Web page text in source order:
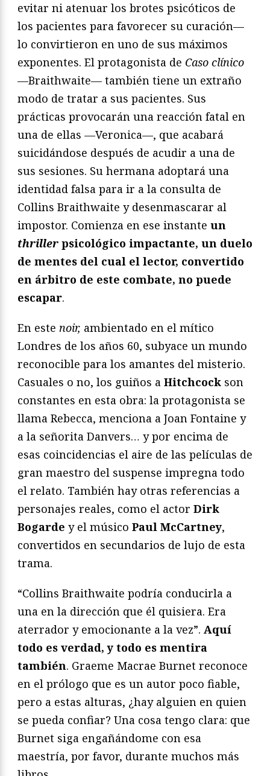
evitar ni atenuar los brotes psicóticos de
los pacientes para favorecer su curación—
lo convirtieron en uno de sus máximos
exponentes. El protagonista de Caso clínico
—Braithwaite— también tiene un extraño
modo de tratar a sus pacientes. Sus
prácticas provocarán una reacción fatal en
una de ellas —Veronica—, que acabará
suicidándose después de acudir a una de
sus sesiones. Su hermana adoptará una
identidad falsa para ir a la consulta de
Collins Braithwaite y desenmascarar al
impostor. Comienza en ese instante un
thriller psicológico impactante, un duelo
de mentes del cual el lector, convertido
en árbitro de este combate, no puede
escapar.
En este noir, ambientado en el mítico
Londres de los años 60, subyace un mundo
reconocible para los amantes del misterio.
Casuales o no, los guiños a Hitchcock son
constantes en esta obra: la protagonista se
llama Rebecca, menciona a Joan Fontaine y
a la señorita Danvers… y por encima de
esas coincidencias el aire de las películas de
gran maestro del suspense impregna todo
el relato. También hay otras referencias a
personajes reales, como el actor Dirk
Bogarde y el músico Paul McCartney,
convertidos en secundarios de lujo de esta
trama.
“Collins Braithwaite podría conducirla a
una en la dirección que él quisiera. Era
aterrador y emocionante a la vez”. Aquí
todo es verdad, y todo es mentira
también. Graeme Macrae Burnet reconoce
en el prólogo que es un autor poco fiable,
pero a estas alturas, ¿hay alguien en quien
se pueda confiar? Una cosa tengo clara: que
Burnet siga engañándome con esa
maestría, por favor, durante muchos más